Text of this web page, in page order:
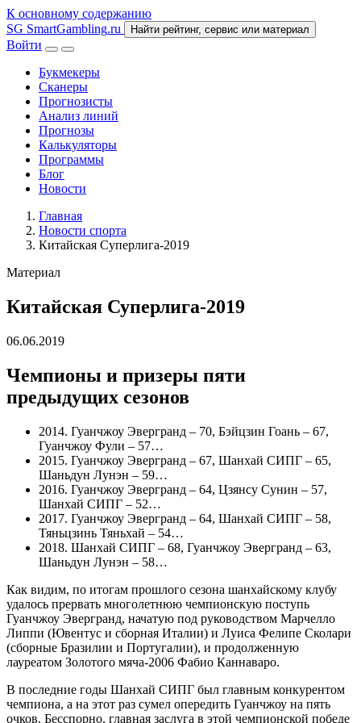
К основному содержанию
SG SmartGambling.ru Найти рейтинг, сервис или материал
Войти
Букмекеры
Сканеры
Прогнозисты
Анализ линий
Прогнозы
Калькуляторы
Программы
Блог
Новости
Главная
Новости спорта
Китайская Суперлига-2019
Материал
Китайская Суперлига-2019
06.06.2019
Чемпионы и призеры пяти
предыдущих сезонов
2014. Гуанчжоу Эвергранд – 70, Бэйцзин Гоань – 67,
Гуанчжоу Фули – 57…
2015. Гуанчжоу Эвергранд – 67, Шанхай СИПГ – 65,
Шаньдун Лунэн – 59…
2016. Гуанчжоу Эвергранд – 64, Цзянсу Сунин – 57,
Шанхай СИПГ – 52…
2017. Гуанчжоу Эвергранд – 64, Шанхай СИПГ – 58,
Тяньцзинь Тяньхай – 54…
2018. Шанхай СИПГ – 68, Гуанчжоу Эвергранд – 63,
Шаньдун Лунэн – 58…
Как видим, по итогам прошлого сезона шанхайскому клубу
удалось прервать многолетнюю чемпионскую поступь
Гуанчжоу Эвергранд, начатую под руководством Марчелло
Липпи (Ювентус и сборная Италии) и Луиса Фелипе Сколари
(сборные Бразилии и Португалии), и продолженную
лауреатом Золотого мяча-2006 Фабио Каннаваро.
В последние годы Шанхай СИПГ был главным конкурентом
чемпиона, а на этот раз сумел опередить Гуанчжоу на пять
очков. Бесспорно, главная заслуга в этой чемпионской победе